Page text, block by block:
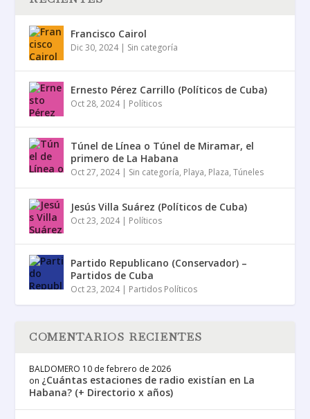
Francisco Cairol
Dic 30, 2024| Sin categoría
Ernesto Pérez Carrillo (Políticos de Cuba)
Oct 28, 2024| Políticos
Túnel de Línea o Túnel de Miramar, el
primero de La Habana
Oct 27, 2024| Sin categoría, Playa, Plaza,Túneles
Jesús Villa Suárez (Políticos de Cuba)
Oct 23, 2024| Políticos
Partido Republicano (Conservador) –
Partidos de Cuba
Oct 23, 2024| Partidos Políticos
COMENTARIOS RECIENTES
BALDOMERO 10 de febrero de 2026
on ¿Cuántas estaciones de radio existían en La
Habana? (+ Directorio x años)